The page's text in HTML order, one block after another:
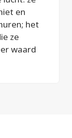
en
het
ze
waard